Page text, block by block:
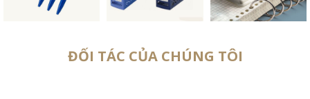
ĐỐI TÁC CỦA CHÚNG TÔI